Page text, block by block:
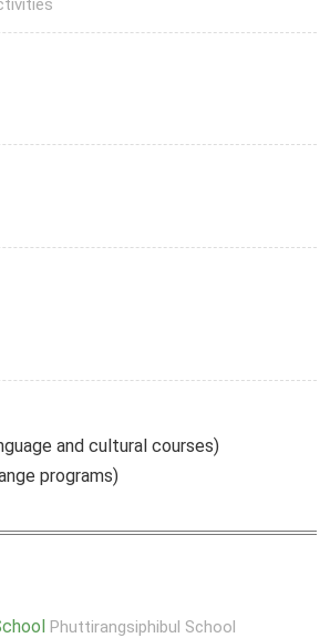
and cultural courses)
programs)
Phuttirangsiphibul School